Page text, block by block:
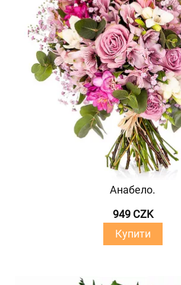
Анабело.
949 CZK
Купити